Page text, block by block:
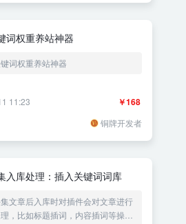
词权重养站神器
词权重养站神器
￥168
11:23
铜牌开发者
入库处理：插入关键词词库
文章后入库时对插件会对文章进行
，比如标题插词，内容插词等操